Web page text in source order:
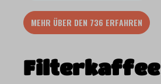
MEHR ÜBER DEN 736 ERFAHREN
Filterkaffee